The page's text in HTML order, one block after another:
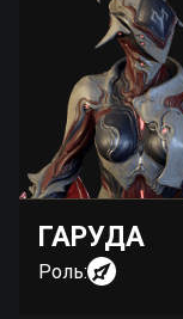
ГАРУДА
Роль: